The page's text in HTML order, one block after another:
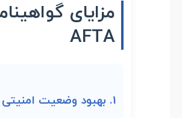
مزایای
AFTA
1. بهبود وضعیت امنیتی